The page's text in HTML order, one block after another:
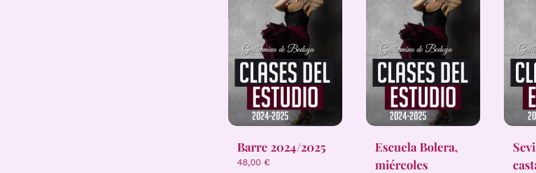
Barre 2024/2025
48,00 €
Escuela Bolera,
miércoles